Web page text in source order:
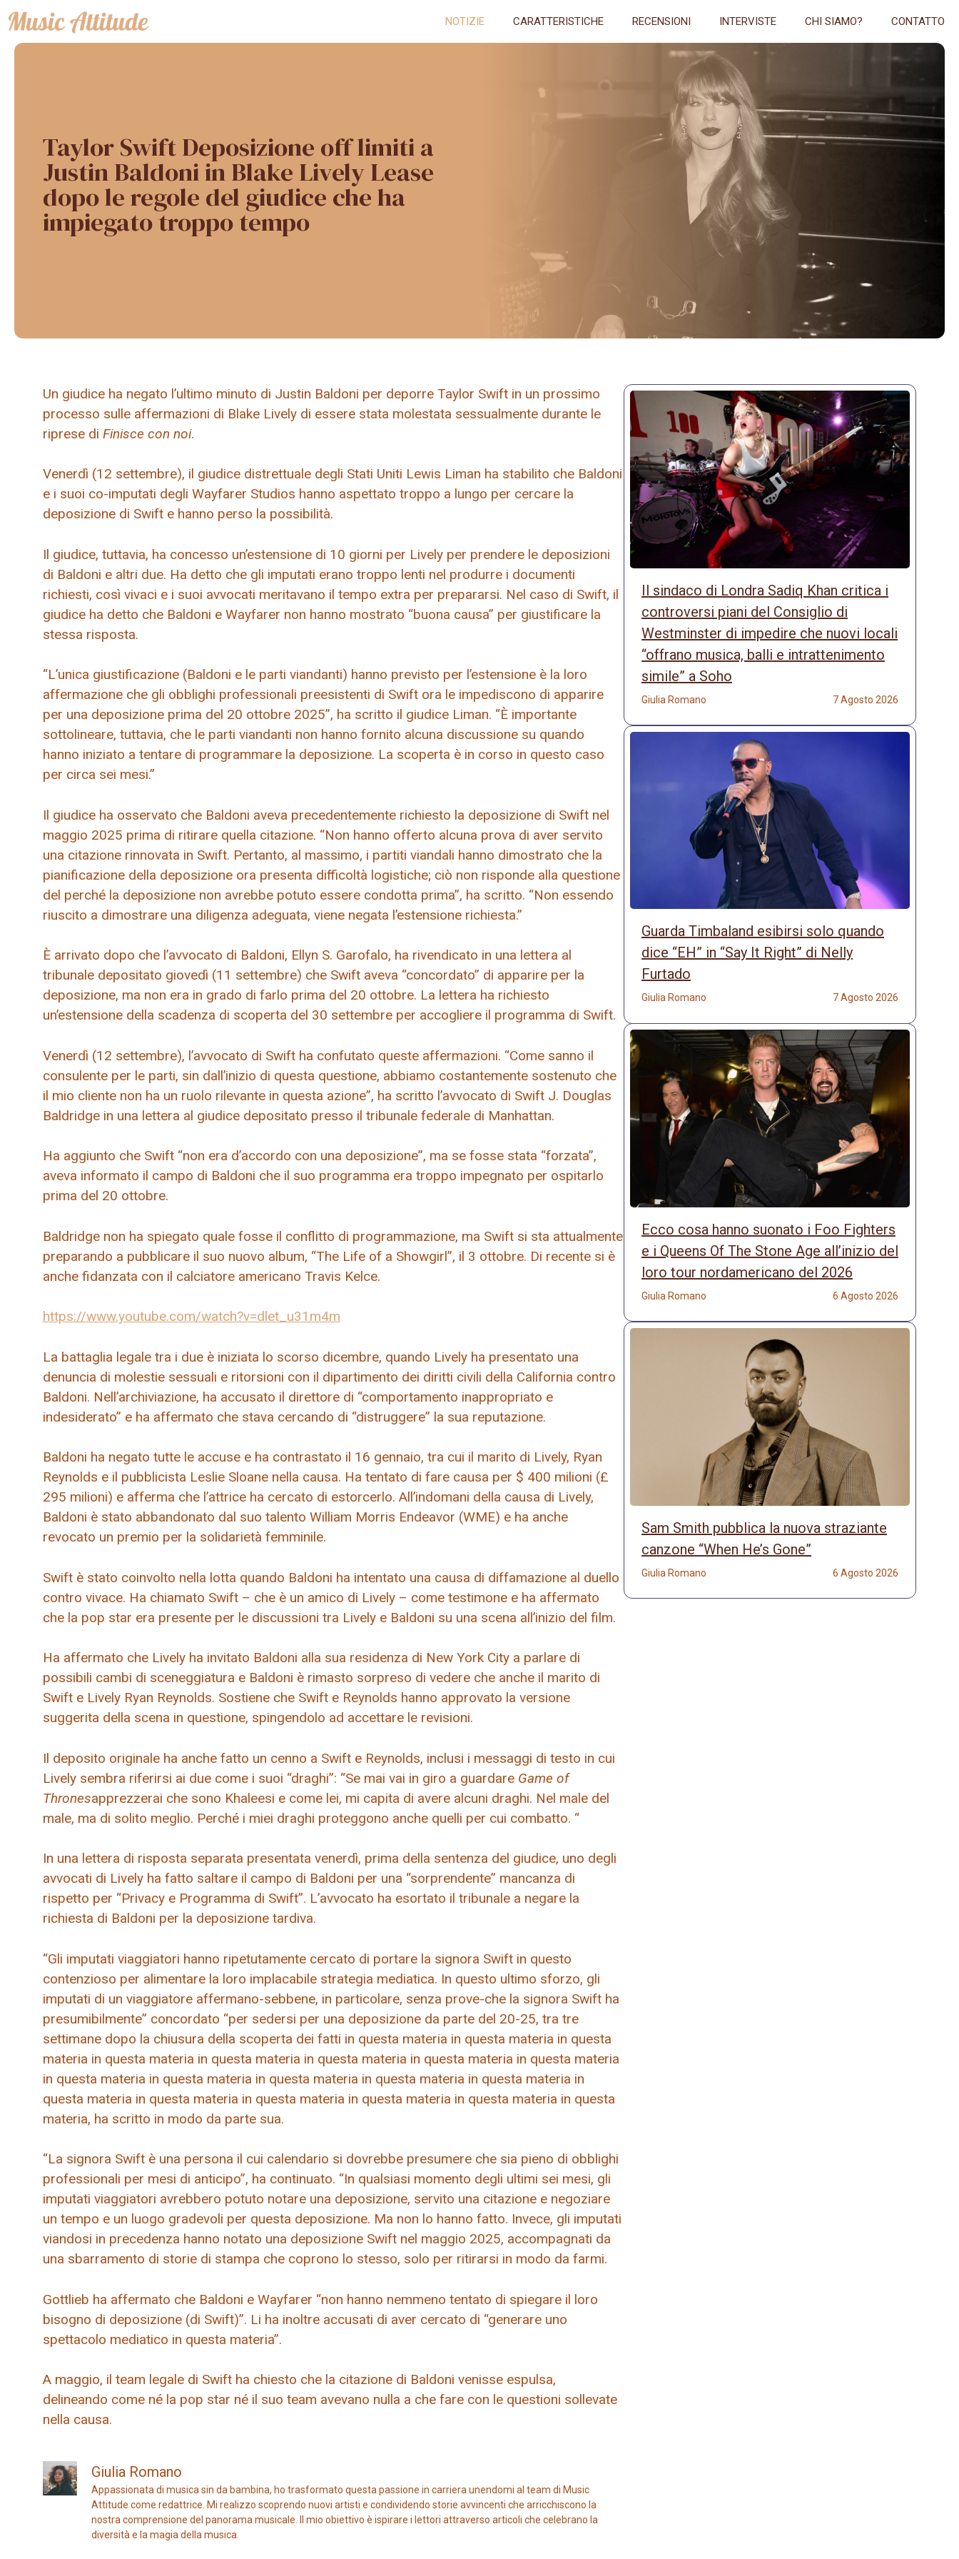
Vai
al
contenuto
NOTIZIE CARATTERISTICHE RECENSIONI INTERVISTE CHI SIAMO? CONTATTO
Taylor Swift Deposizione off limiti a
Justin Baldoni in Blake Lively Lease
dopo le regole del giudice che ha
impiegato troppo tempo
Un giudice ha negato l’ultimo minuto di Justin Baldoni per deporre Taylor Swift in un prossimo
processo sulle affermazioni di Blake Lively di essere stata molestata sessualmente durante le
riprese di Finisce con noi.
Venerdì (12 settembre), il giudice distrettuale degli Stati Uniti Lewis Liman ha stabilito che Baldoni
e i suoi co-imputati degli Wayfarer Studios hanno aspettato troppo a lungo per cercare la
deposizione di Swift e hanno perso la possibilità.
Il giudice, tuttavia, ha concesso un’estensione di 10 giorni per Lively per prendere le deposizioni
di Baldoni e altri due. Ha detto che gli imputati erano troppo lenti nel produrre i documenti
richiesti, così vivaci e i suoi avvocati meritavano il tempo extra per prepararsi. Nel caso di Swift, il
giudice ha detto che Baldoni e Wayfarer non hanno mostrato “buona causa” per giustificare la
stessa risposta.
“L’unica giustificazione (Baldoni e le parti viandanti) hanno previsto per l’estensione è la loro
affermazione che gli obblighi professionali preesistenti di Swift ora le impediscono di apparire
per una deposizione prima del 20 ottobre 2025”, ha scritto il giudice Liman. “È importante
sottolineare, tuttavia, che le parti viandanti non hanno fornito alcuna discussione su quando
hanno iniziato a tentare di programmare la deposizione. La scoperta è in corso in questo caso
per circa sei mesi.”
Il giudice ha osservato che Baldoni aveva precedentemente richiesto la deposizione di Swift nel
maggio 2025 prima di ritirare quella citazione. “Non hanno offerto alcuna prova di aver servito
una citazione rinnovata in Swift. Pertanto, al massimo, i partiti viandali hanno dimostrato che la
pianificazione della deposizione ora presenta difficoltà logistiche; ciò non risponde alla questione
del perché la deposizione non avrebbe potuto essere condotta prima”, ha scritto. “Non essendo
riuscito a dimostrare una diligenza adeguata, viene negata l’estensione richiesta.”
È arrivato dopo che l’avvocato di Baldoni, Ellyn S. Garofalo, ha rivendicato in una lettera al
tribunale depositato giovedì (11 settembre) che Swift aveva “concordato” di apparire per la
deposizione, ma non era in grado di farlo prima del 20 ottobre. La lettera ha richiesto
un’estensione della scadenza di scoperta del 30 settembre per accogliere il programma di Swift.
Venerdì (12 settembre), l’avvocato di Swift ha confutato queste affermazioni. “Come sanno il
consulente per le parti, sin dall’inizio di questa questione, abbiamo costantemente sostenuto che
il mio cliente non ha un ruolo rilevante in questa azione”, ha scritto l’avvocato di Swift J. Douglas
Baldridge in una lettera al giudice depositato presso il tribunale federale di Manhattan.
Ha aggiunto che Swift “non era d’accordo con una deposizione”, ma se fosse stata “forzata”,
aveva informato il campo di Baldoni che il suo programma era troppo impegnato per ospitarlo
prima del 20 ottobre.
Baldridge non ha spiegato quale fosse il conflitto di programmazione, ma Swift si sta attualmente
preparando a pubblicare il suo nuovo album, “The Life of a Showgirl”, il 3 ottobre. Di recente si è
anche fidanzata con il calciatore americano Travis Kelce.
https://www.youtube.com/watch?v=dlet_u31m4m
La battaglia legale tra i due è iniziata lo scorso dicembre, quando Lively ha presentato una
denuncia di molestie sessuali e ritorsioni con il dipartimento dei diritti civili della California contro
Baldoni. Nell’archiviazione, ha accusato il direttore di “comportamento inappropriato e
indesiderato” e ha affermato che stava cercando di “distruggere” la sua reputazione.
Baldoni ha negato tutte le accuse e ha contrastato il 16 gennaio, tra cui il marito di Lively, Ryan
Reynolds e il pubblicista Leslie Sloane nella causa. Ha tentato di fare causa per $ 400 milioni (£
295 milioni) e afferma che l’attrice ha cercato di estorcerlo. All’indomani della causa di Lively,
Baldoni è stato abbandonato dal suo talento William Morris Endeavor (WME) e ha anche
revocato un premio per la solidarietà femminile.
Swift è stato coinvolto nella lotta quando Baldoni ha intentato una causa di diffamazione al duello
contro vivace. Ha chiamato Swift – che è un amico di Lively – come testimone e ha affermato
che la pop star era presente per le discussioni tra Lively e Baldoni su una scena all’inizio del film.
Ha affermato che Lively ha invitato Baldoni alla sua residenza di New York City a parlare di
possibili cambi di sceneggiatura e Baldoni è rimasto sorpreso di vedere che anche il marito di
Swift e Lively Ryan Reynolds. Sostiene che Swift e Reynolds hanno approvato la versione
suggerita della scena in questione, spingendolo ad accettare le revisioni.
Il deposito originale ha anche fatto un cenno a Swift e Reynolds, inclusi i messaggi di testo in cui
Lively sembra riferirsi ai due come i suoi “draghi”: “Se mai vai in giro a guardare Game of
Thronesapprezzerai che sono Khaleesi e come lei, mi capita di avere alcuni draghi. Nel male del
male, ma di solito meglio. Perché i miei draghi proteggono anche quelli per cui combatto. “
In una lettera di risposta separata presentata venerdì, prima della sentenza del giudice, uno degli
avvocati di Lively ha fatto saltare il campo di Baldoni per una “sorprendente” mancanza di
rispetto per “Privacy e Programma di Swift”. L’avvocato ha esortato il tribunale a negare la
richiesta di Baldoni per la deposizione tardiva.
“Gli imputati viaggiatori hanno ripetutamente cercato di portare la signora Swift in questo
contenzioso per alimentare la loro implacabile strategia mediatica. In questo ultimo sforzo, gli
imputati di un viaggiatore affermano-sebbene, in particolare, senza prove-che la signora Swift ha
presumibilmente” concordato “per sedersi per una deposizione da parte del 20-25, tra tre
settimane dopo la chiusura della scoperta dei fatti in questa materia in questa materia in questa
materia in questa materia in questa materia in questa materia in questa materia in questa materia
in questa materia in questa materia in questa materia in questa materia in questa materia in
questa materia in questa materia in questa materia in questa materia in questa materia in questa
materia, ha scritto in modo da parte sua.
“La signora Swift è una persona il cui calendario si dovrebbe presumere che sia pieno di obblighi
professionali per mesi di anticipo”, ha continuato. “In qualsiasi momento degli ultimi sei mesi, gli
imputati viaggiatori avrebbero potuto notare una deposizione, servito una citazione e negoziare
un tempo e un luogo gradevoli per questa deposizione. Ma non lo hanno fatto. Invece, gli imputati
viandosi in precedenza hanno notato una deposizione Swift nel maggio 2025, accompagnati da
una sbarramento di storie di stampa che coprono lo stesso, solo per ritirarsi in modo da farmi.
Gottlieb ha affermato che Baldoni e Wayfarer “non hanno nemmeno tentato di spiegare il loro
bisogno di deposizione (di Swift)”. Li ha inoltre accusati di aver cercato di “generare uno
spettacolo mediatico in questa materia”.
A maggio, il team legale di Swift ha chiesto che la citazione di Baldoni venisse espulsa,
delineando come né la pop star né il suo team avevano nulla a che fare con le questioni sollevate
nella causa.
Giulia Romano
Appassionata di musica sin da bambina, ho trasformato questa passione in carriera unendomi al team di Music
Attitude come redattrice. Mi realizzo scoprendo nuovi artisti e condividendo storie avvincenti che arricchiscono la
nostra comprensione del panorama musicale. Il mio obiettivo è ispirare i lettori attraverso articoli che celebrano la
diversità e la magia della musica.
Il sindaco di Londra Sadiq Khan critica i
controversi piani del Consiglio di
Westminster di impedire che nuovi locali
“offrano musica, balli e intrattenimento
simile” a Soho
Giulia Romano 7 Agosto 2026
Guarda Timbaland esibirsi solo quando
dice “EH” in “Say It Right” di Nelly
Furtado
Giulia Romano 7 Agosto 2026
Ecco cosa hanno suonato i Foo Fighters
e i Queens Of The Stone Age all’inizio del
loro tour nordamericano del 2026
Giulia Romano 6 Agosto 2026
Sam Smith pubblica la nuova straziante
canzone “When He’s Gone”
Giulia Romano 6 Agosto 2026